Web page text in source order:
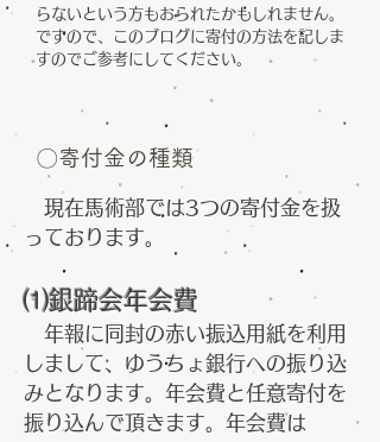
らないという方もおられたかもしれません。
ですので、このブログに寄付の方法を記しま
すのでご参考にしてください。
​〇寄付金の種類
​現在馬術部では3つの寄付金を扱
っております。
⑴銀蹄会年会費
年報に同封の赤い振込用紙を利用
しまして、ゆうちょ銀行への振り込
みとなります。年会費と任意寄付を
振り込んで頂きます。年会費は